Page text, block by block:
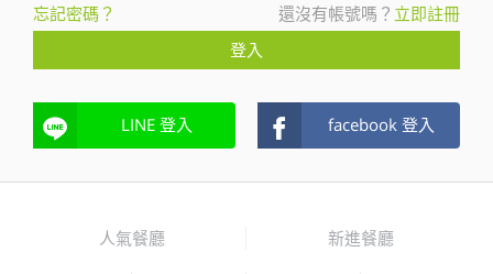
忘記密碼？
還沒有帳號嗎？ 立即註冊
登入
LINE 登入 facebook 登入
人氣餐廳 新進餐廳